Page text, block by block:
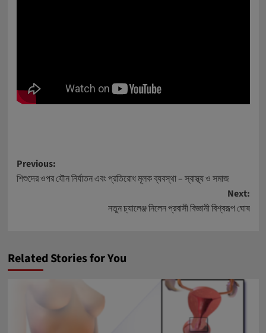
Post
navigation
Previous:
শিশুদের ওপর যৌন নির্যাতন এবং প্রতিরোধ মূলক ব্যবস্থা – স্বাস্থ্য ও সমাজ
Next:
নতুন চ্যালেঞ্জ নিলেন প্রবাসী বিজ্ঞানী বিশ্বরূপ ঘোষ
Related Stories for You